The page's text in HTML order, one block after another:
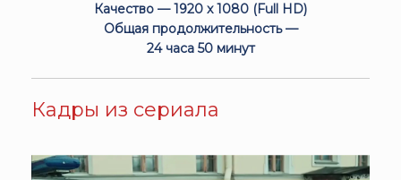
Качество — 1920 x 1080 (Full HD)
Общая продолжительность —
24 часа 50 минут
Кадры из сериала